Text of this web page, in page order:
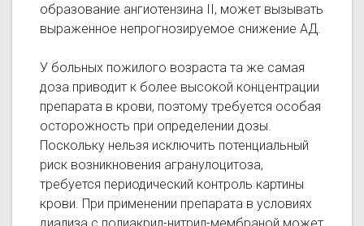
образование ангиотензина II, может вызывать
выраженное непрогнозируемое снижение АД.
У больных пожилого возраста та же самая
доза приводит к более высокой концентрации
препарата в крови, поэтому требуется особая
осторожность при определении дозы.
Поскольку нельзя исключить потенциальный
риск возникновения агранулоцитоза,
требуется периодический контроль картины
крови. При применении препарата в условиях
диализа с полиакрил-нитрил-мембраной может